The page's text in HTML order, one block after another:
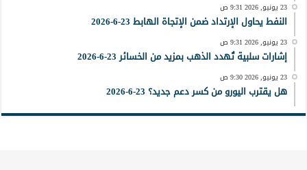
23 يونيو, 2026 9:31 ص
النفط يحاول الإرتداد ضمن الإتجاة الهابط 23-6-2026
23 يونيو, 2026 9:31 ص
إشارات سلبية تُهدد الذهب بمزيد من الخسائر 23-6-2026
23 يونيو, 2026 9:30 ص
هل يقترب اليورو من كسر دعم جديد؟ 23-6-2026